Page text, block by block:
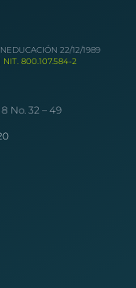
22/12/1989
NIT. 800.107.584-2
No. 32 – 49